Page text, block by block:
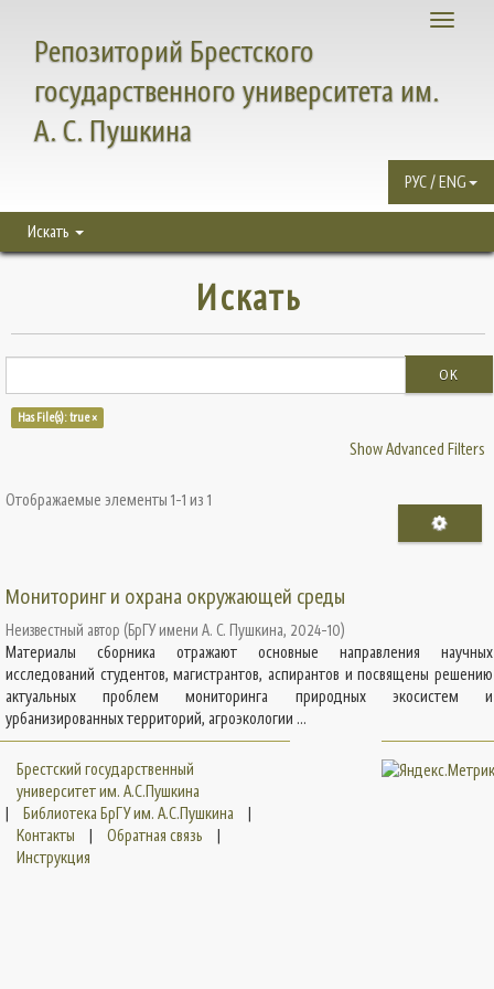
Toggle
Репозиторий Брестского
государственного университета им.
А. С. Пушкина
РУС / ENG
Искать
Искать
OK
Has File(s): true ×
Show Advanced Filters
Отображаемые элементы 1-1 из 1
Мониторинг и охрана окружающей среды
Неизвестный автор (БрГУ имени А. С. Пушкина, 2024-10)
Материалы сборника отражают основные направления научных
исследований студентов, магистрантов, аспирантов и посвящены решению
актуальных проблем мониторинга природных экосистем и
урбанизированных территорий, агроэкологии ...
Брестский государственный
университет им. А.С.Пушкина
|
Библиотека БрГУ им. А.С.Пушкина
|
Контакты
| Обратная связь
|
Инструкция